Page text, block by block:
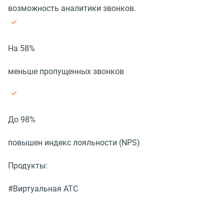
возможность аналитики звонков.
На 58%
меньше пропущенных звонков
До 98%
повышен индекс лояльности (NPS)
Продукты:
#Виртуальная АТС